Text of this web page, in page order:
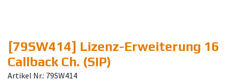
[79SW414] Lizenz-Erweiterung 16
Callback Ch. (SIP)
Artikel Nr.: 79SW414